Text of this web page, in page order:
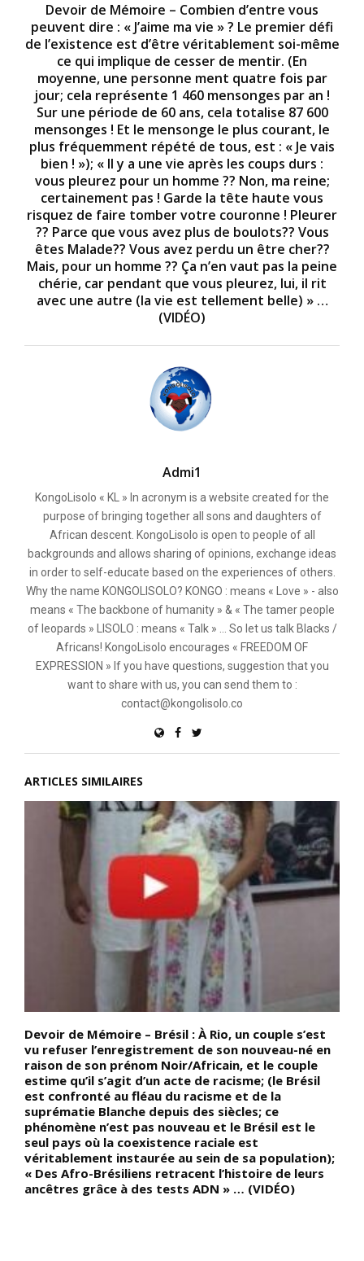
Devoir de Mémoire – Combien d’entre vous
peuvent dire : « J’aime ma vie » ? Le premier défi
de l’existence est d’être véritablement soi-même
ce qui implique de cesser de mentir. (En
moyenne, une personne ment quatre fois par
jour; cela représente 1 460 mensonges par an !
Sur une période de 60 ans, cela totalise 87 600
mensonges ! Et le mensonge le plus courant, le
plus fréquemment répété de tous, est : « Je vais
bien ! »); « Il y a une vie après les coups durs :
vous pleurez pour un homme ?? Non, ma reine;
certainement pas ! Garde la tête haute vous
risquez de faire tomber votre couronne ! Pleurer
?? Parce que vous avez plus de boulots?? Vous
êtes Malade?? Vous avez perdu un être cher??
Mais, pour un homme ?? Ça n’en vaut pas la peine
chérie, car pendant que vous pleurez, lui, il rit
avec une autre (la vie est tellement belle) » …
(VIDÉO)
Admi1
KongoLisolo « KL » In acronym is a website created for the
purpose of bringing together all sons and daughters of
African descent. KongoLisolo is open to people of all
backgrounds and allows sharing of opinions, exchange ideas
in order to self-educate based on the experiences of others.
Why the name KONGOLISOLO? KONGO : means « Love » - also
means « The backbone of humanity » & « The tamer people
of leopards » LISOLO : means « Talk » ... So let us talk Blacks /
Africans! KongoLisolo encourages « FREEDOM OF
EXPRESSION » If you have questions, suggestion that you
want to share with us, you can send them to :
contact@kongolisolo.co
ARTICLES SIMILAIRES
Devoir de Mémoire – Brésil : À Rio, un couple s’est
vu refuser l’enregistrement de son nouveau-né en
raison de son prénom Noir/Africain, et le couple
estime qu’il s’agit d’un acte de racisme; (le Brésil
est confronté au fléau du racisme et de la
suprématie Blanche depuis des siècles; ce
phénomène n’est pas nouveau et le Brésil est le
seul pays où la coexistence raciale est
véritablement instaurée au sein de sa population);
« Des Afro-Brésiliens retracent l’histoire de leurs
ancêtres grâce à des tests ADN » … (VIDÉO)